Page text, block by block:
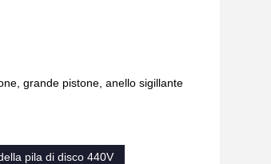
grande pistone, anello sigillante
pila di disco 440V